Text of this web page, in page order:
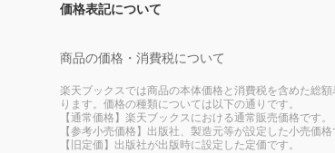
価格表記について
商品の価格・消費税について
楽天ブックスでは商品の本体価格と消費税を含めた総額
ります。価格の種類については以下の通りです。
【通常価格】楽天ブックスにおける通常販売価格です。
【参考小売価格】出版社、製造元等が設定した小売価格
【旧定価】出版社が出版時に設定した定価です。